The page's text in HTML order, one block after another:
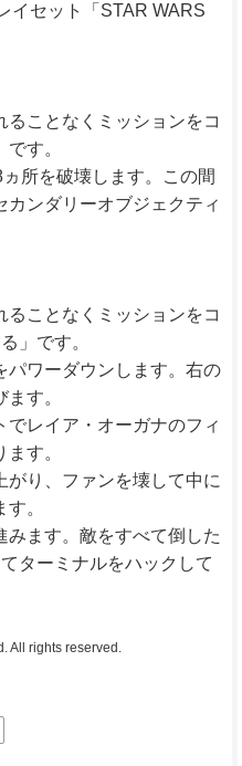
イセット「STAR WARS
ことなくミッションをコ
す。
所を破壊します。この間
ンダリーオブジェクティ
ことなくミッションをコ
」です。
パワーダウンします。右の
す。
レイア・オーガナのフィ
す。
がり、ファンを壊して中に
。
みます。敵をすべて倒した
ターミナルをハックして
All rights reserved.